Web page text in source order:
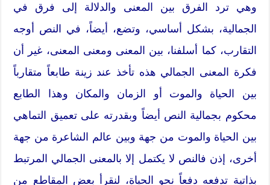
وهي ترد الفرق بين المعنى والدلالة إلى فرق في
الجمالية، بشكل أساسي، وتضع، أيضاً، في النص أوجه
التقارب، كما أسلفنا، بين المعنى ومعنى المعنى، غير أن
فكرة المعنى الجمالي هذه تأخذ عند زينة طابعاً متقارباً
بين الحياة والموت أو الزمان والمكان وهذا الطابع
محكوم بجمالية النص أيضاً وبقدرته على تعميق التماهي
بين الحياة والموت من جهة وبين عالم الشاعرة من جهة
أخرى، إذن فالنص لا يكتمل إلا بالمعنى الجمالي المرتبط
بذاتية تدفعه دفعاً نحو الحياة، لنقرأ بعض المقاطع من